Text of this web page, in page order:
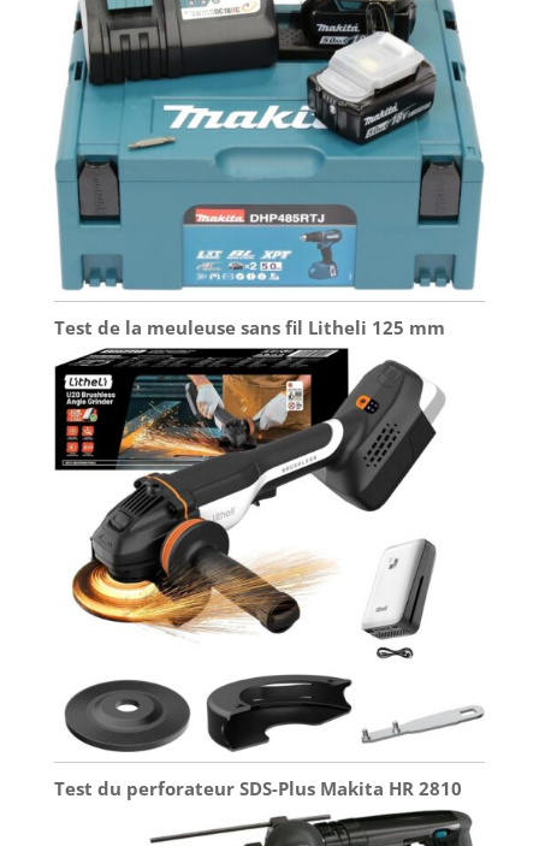
les batteries worx
powershare 20v, 40v et
80v max Garantie 3 ans
(2 + 1 offert) sous réserve
d’enregistrement sous 30
jours sur worx-
europe.com
Test de la meuleuse sans fil Litheli 125 mm
Test du perforateur SDS-Plus Makita HR 2810